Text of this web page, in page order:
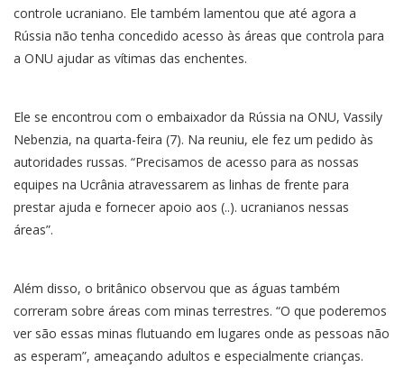
controle ucraniano. Ele também lamentou que até agora a
Rússia não tenha concedido acesso às áreas que controla para
a ONU ajudar as vítimas das enchentes.
Ele se encontrou com o embaixador da Rússia na ONU, Vassily
Nebenzia, na quarta-feira (7). Na reuniu, ele fez um pedido às
autoridades russas. “Precisamos de acesso para as nossas
equipes na Ucrânia atravessarem as linhas de frente para
prestar ajuda e fornecer apoio aos (..). ucranianos nessas
áreas”.
Além disso, o britânico observou que as águas também
correram sobre áreas com minas terrestres. “O que poderemos
ver são essas minas flutuando em lugares onde as pessoas não
as esperam”, ameaçando adultos e especialmente crianças.